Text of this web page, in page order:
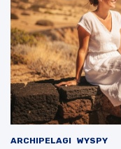
ARCHIPELAGI WYSPY